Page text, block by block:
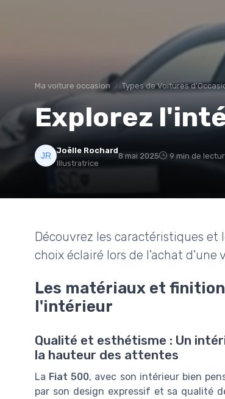
Ma voiture occasion Types de Voitures
Explorez
Joëlle Rochard
Illustratrice
8 mai 2025 9 min de
Découvrez les caractéristiques
choix éclairé lors de l'achat d'une
Les matériaux et
l'intérieur
Qualité et esthétisme : Un
la hauteur des attentes
La Fiat 500, avec son intérieur bien
par son design expressif et sa qualité